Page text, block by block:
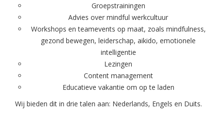
Groepstrainingen
Advies over mindful werkcultuur
Workshops en teamevents op maat, zoals mindfulness,
gezond bewegen, leiderschap, aikido, emotionele
intelligentie
Lezingen
Content management
Educatieve vakantie om op te laden
Wij bieden dit in drie talen aan: Nederlands, Engels en Duits.